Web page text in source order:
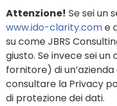
Attenzione! Se sei un
www.ido-clarity.come
su come JBRS
giusto. Se invece sei
fornitore) di
consultare la Privacy
di protezione dei dati.